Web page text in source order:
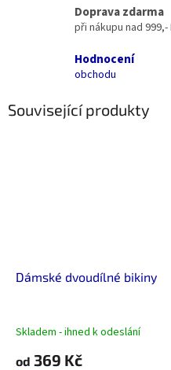
Doprava zdarma
při nákupu nad 999,-
Hodnocení
obchodu
Související produkty
Dámské dvoudílné bikiny
Skladem - ihned k odeslání
od 369 Kč